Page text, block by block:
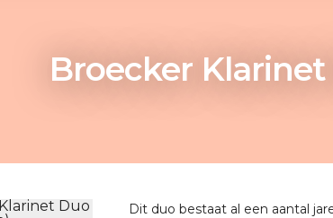
Broecker
Dit duo bestaat al een aantal